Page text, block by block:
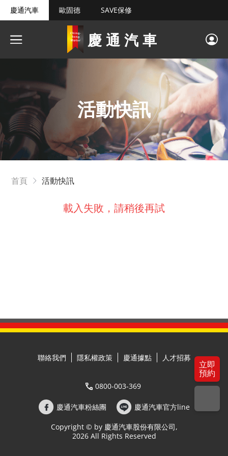
慶通汽車 歐固德 SAVE保修
慶通汽車
活動快訊
首頁 活動快訊
載入失敗，請稍後再試
聯絡我們 隱私權政策 慶通據點 人才招募
0800-003-369
慶通汽車粉絲團 慶通汽車官方line
Copyright © by 慶通汽車股份有限公司,
2026 All Rights Reserved
立即
預約